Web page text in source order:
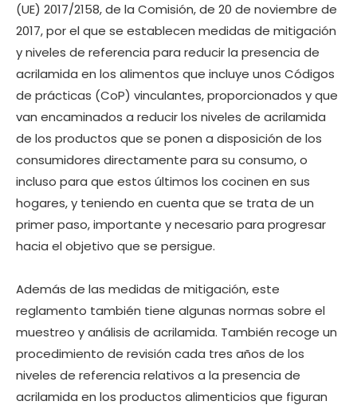
(UE) 2017/2158, de la Comisión, de 20 de noviembre de
2017, por el que se establecen medidas de mitigación
y niveles de referencia para reducir la presencia de
acrilamida en los alimentos que incluye unos Códigos
de prácticas (CoP) vinculantes, proporcionados y que
van encaminados a reducir los niveles de acrilamida
de los productos que se ponen a disposición de los
consumidores directamente para su consumo, o
incluso para que estos últimos los cocinen en sus
hogares, y teniendo en cuenta que se trata de un
primer paso, importante y necesario para progresar
hacia el objetivo que se persigue.
Además de las medidas de mitigación, este
reglamento también tiene algunas normas sobre el
muestreo y análisis de acrilamida. También recoge un
procedimiento de revisión cada tres años de los
niveles de referencia relativos a la presencia de
acrilamida en los productos alimenticios que figuran